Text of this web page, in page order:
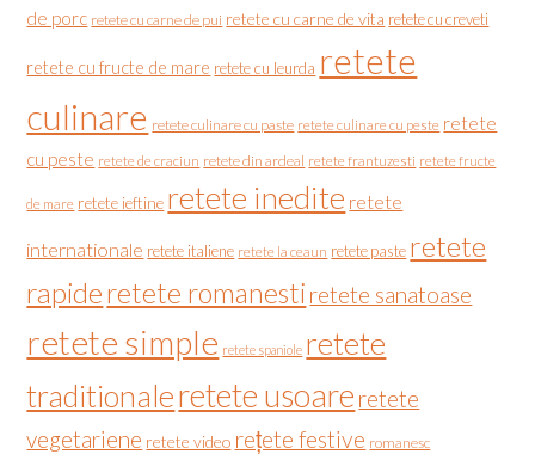
de porc retete cu carne de pui retete cu carne de vita retete cu creveti
retete cu fructe de mare retete cu leurda retete
culinare retete culinare cu paste retete culinare cu peste retete
cu peste retete de craciun retete din ardeal retete frantuzesti retete fructe
de mare retete ieftine retete inedite retete
internationale retete italiene retete la ceaun retete paste retete
rapideretete romanesti retete sanatoase
retete simple retete spaniole retete
traditionaleretete usoare retete
vegetariene retete video rețete festive romanesc